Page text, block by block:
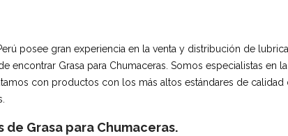
posee gran experiencia en la venta y distribución de
encontrar Grasa para Chumaceras. Somos especialistas
con productos con los más altos estándares de
de Grasa para Chumaceras.